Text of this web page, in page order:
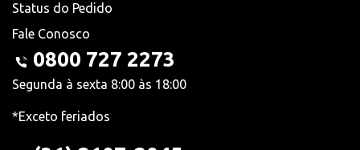
Status do Pedido
Fale Conosco
0800 727 2273
Segunda à sexta 8:00 às 18:00
*Exceto feriados